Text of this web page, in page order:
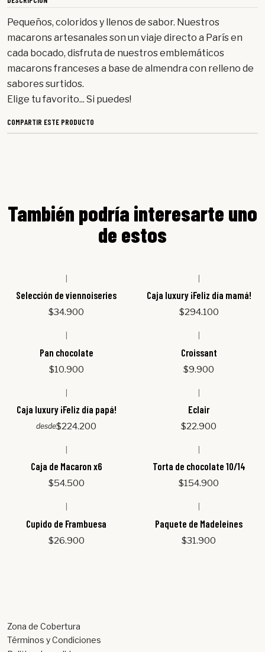
Pequeños, coloridos y llenos de sabor. Nuestros
macarons artesanales son un viaje directo a París en
cada bocado, disfruta de nuestros emblemáticos
macarons franceses a base de almendra con relleno de
sabores surtidos.
Elige tu favorito... Si puedes!
COMPARTIR ESTE PRODUCTO
También podría interesarte uno
de estos
Selección de viennoiseries
$34.900
Caja luxury ¡Feliz día mamá!
$294.100
Pan chocolate
$10.900
Croissant
$9.900
Caja luxury ¡Feliz día papá!
desde$224.200
Eclair
$22.900
Caja de Macaron x6
$54.500
Torta de chocolate 10/14
$154.900
Cupido de Frambuesa
$26.900
Paquete de Madeleines
$31.900
Zona de Cobertura
Términos y Condiciones